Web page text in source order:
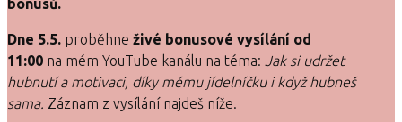
bonusů.
Dne 5.5. proběhne živé bonusové vysílání od
11:00 na mém YouTube kanálu na téma: Jak si udržet
hubnutí a motivaci, díky mému jídelníčku i když hubneš
sama. Záznam z vysílání najdeš níže.